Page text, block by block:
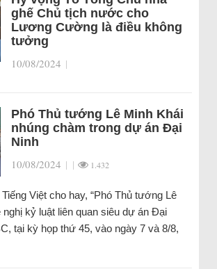
ghế Chủ tịch nước cho
Lương Cường là điều không
tưởng
10/08/2024 |
Phó Thủ tướng Lê Minh Khái
nhúng chàm trong dự án Đại
Ninh
10/08/2024 | | 1.432
Việt cho hay, “Phó Thủ tướng Lê
nghị kỷ luật liên quan siêu dự án Đại
tại kỳ họp thứ 45, vào ngày 7 và 8/8,